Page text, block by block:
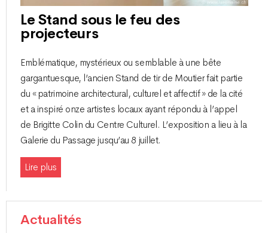
Le Stand sous le feu des
projecteurs
Emblématique, mystérieux ou semblable à une bête
gargantuesque, l’ancien Stand de tir de Moutier fait partie
du « patrimoine architectural, culturel et affectif » de la cité
et a inspiré onze artistes locaux ayant répondu à l’appel
de Brigitte Colin du Centre Culturel. L’exposition a lieu à la
Galerie du Passage jusqu’au 8 juillet.
Lire plus
Actualités